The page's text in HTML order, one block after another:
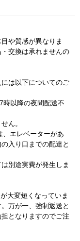
や質感が異なりま
交換は承れませんの
には以下についてのご
時以降の夜間配送不
ん。
、エレベーターがあ
入り口までの配達と
別途実費が発生しま
大変短くなっていま
万が一、強制返送と
となりますのでご注